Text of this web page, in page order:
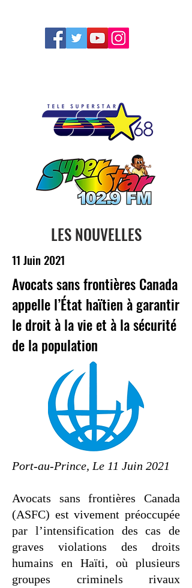
11 Juin 2021
Port-au-Prince, Le 11 Juin 2021
Avocats sans frontières Canada
(ASFC) est vivement préoccupée
par l’intensification des cas de
graves violations des droits
humains en Haïti, où plusieurs
groupes criminels rivaux
LES NOUVELLES
Avocats sans frontières Canada
appelle l’État haïtien à garantir
le droit à la vie et à la sécurité
de la population